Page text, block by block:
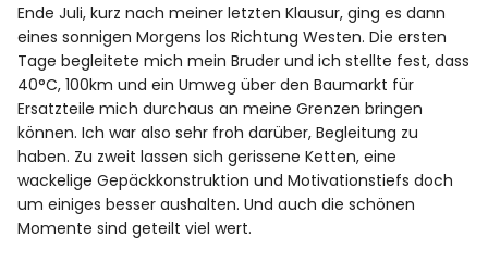
Ende Juli, kurz nach meiner letzten Klausur, ging es dann
eines sonnigen Morgens los Richtung Westen. Die ersten
Tage begleitete mich mein Bruder und ich stellte fest, dass
40°C, 100km und ein Umweg über den Baumarkt für
Ersatzteile mich durchaus an meine Grenzen bringen
können. Ich war also sehr froh darüber, Begleitung zu
haben. Zu zweit lassen sich gerissene Ketten, eine
wackelige Gepäckkonstruktion und Motivationstiefs doch
um einiges besser aushalten. Und auch die schönen
Momente sind geteilt viel wert.